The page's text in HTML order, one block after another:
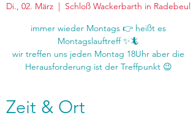
Di., 02. März
  |
Schloß Wackerbarth in Radebeul
immer wieder Montags 👉 heißt es
Montagslauftreff ✨🦎
wir treffen uns jeden Montag 18Uhr aber die
Zeit & Ort